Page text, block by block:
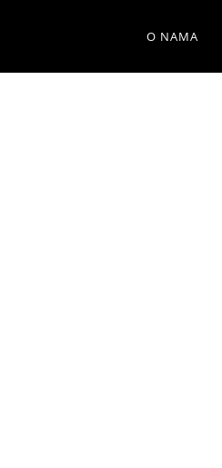
O NAMA